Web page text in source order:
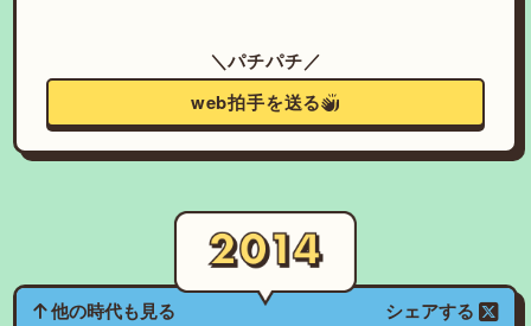
＼パチパチ／
web拍手を送る
他の時代も見る シェアする